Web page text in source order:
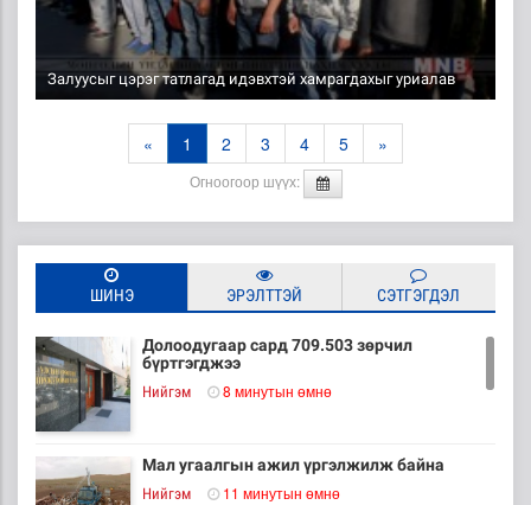
Залуусыг цэрэг татлагад идэвхтэй хамрагдахыг уриалав
« 1 2 3 4 5 »
Огноогоор шүүх:
ШИНЭ ЭРЭЛТТЭЙ СЭТГЭГДЭЛ
Долоодугаар сард 709.503 зөрчил
бүртгэгджээ
Нийгэм 8 минутын өмнө
Мал угаалгын ажил үргэлжилж байна
Нийгэм 11 минутын өмнө